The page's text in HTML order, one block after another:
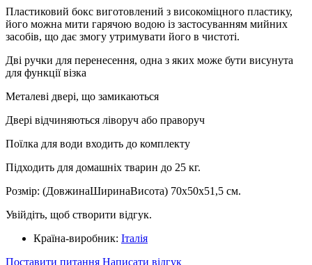
Пластиковий бокс виготовлений з високоміцного пластику,
його можна мити гарячою водою із застосуванням мийних
засобів, що дає змогу утримувати його в чистоті.
Дві ручки для перенесення, одна з яких може бути висунута
для функції візка
Металеві двері, що замикаються
Двері відчиняються ліворуч або праворуч
Поїлка для води входить до комплекту
Підходить для домашніх тварин до 25 кг.
Розмір: (ДовжинаШиринаВисота) 70х50х51,5 см.
Увійдіть, щоб створити відгук.
Країна-виробник: Італія
Поставити питання Написати відгук